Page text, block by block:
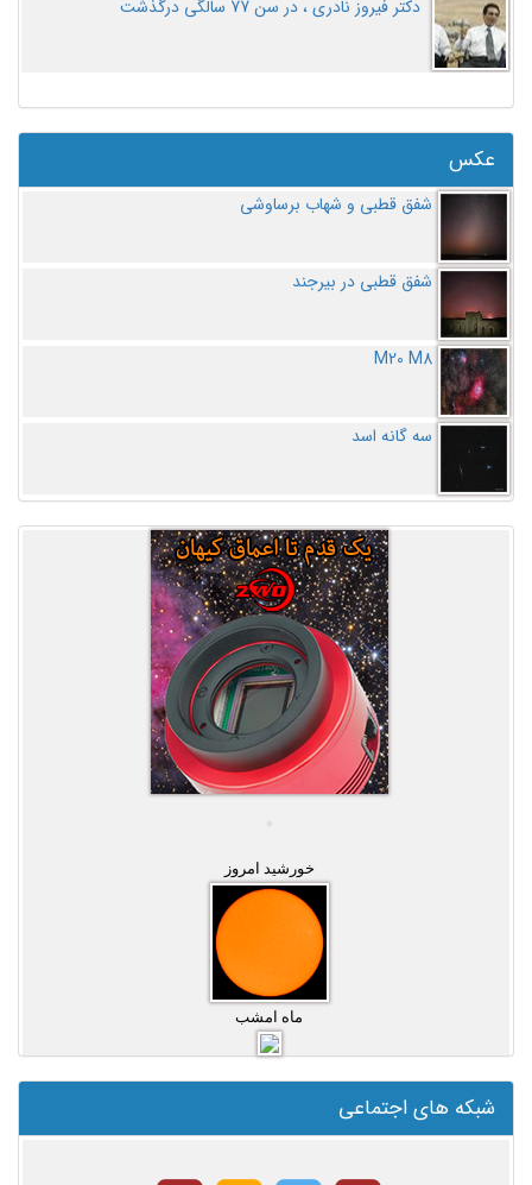
دکتر فیروز نادری ، در سن 77 سالگی درگذشت
عکس
شفق قطبی و شهاب برساوشی
شفق قطبی در بیرجند
M20 M8
سه گانه اسد
خورشید امروز
ماه امشب
شبکه های اجتماعی